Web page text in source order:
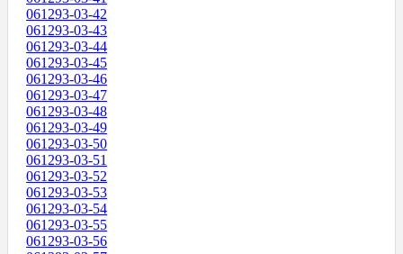
061293-03-42
061293-03-43
061293-03-44
061293-03-45
061293-03-46
061293-03-47
061293-03-48
061293-03-49
061293-03-50
061293-03-51
061293-03-52
061293-03-53
061293-03-54
061293-03-55
061293-03-56